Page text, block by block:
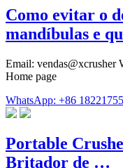
Como evitar o
mandíbulas e
Email: vendas@xcrusher
Home page
WhatsApp: +86
Portable
Britador de …